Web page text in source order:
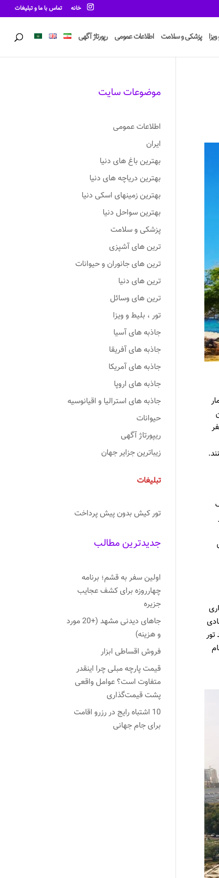
خانه تماس با ما و تبلیغات
پزشکی و سلامت اطلاعات عمومی رپورتاژ آگهی
موضوعات سایت
اطلاعات عمومی
ایران
بهترین باغ های دنیا
بهترین دریاچه های دنیا
بهترین زمینهای اسکی دنیا
بهترین سواحل دنیا
پزشکی و سلامت
ترین های آشپزی
ترین های جانوران و حیوانات
ترین های دنیا
ترین های وسائل
تور ، بلیط و ویزا
جاذبه های آسیا
جاذبه های آفریقا
جاذبه های آمریکا
جاذبه های اروپا
جاذبه های استرالیا و اقیانوسیه
حیوانات
ریپورتاژ آگهی
زیباترین جزایر جهان
تبلیغات
تور کیش بدون پیش پرداخت
جدیدترین مطالب
اولین سفر به قشم؛ برنامه
چهارروزه برای کشف عجایب
جزیره
جاهای دیدنی مشهد (+20 مورد
و هزینه)
فروش اقساطی ابزار
قیمت پارچه مبلی چرا اینقدر
متفاوت است؟ عوامل واقعی
پشت قیمت‌گذاری
10 اشتباه رایج در رزرو اقامت
برای جام جهانی